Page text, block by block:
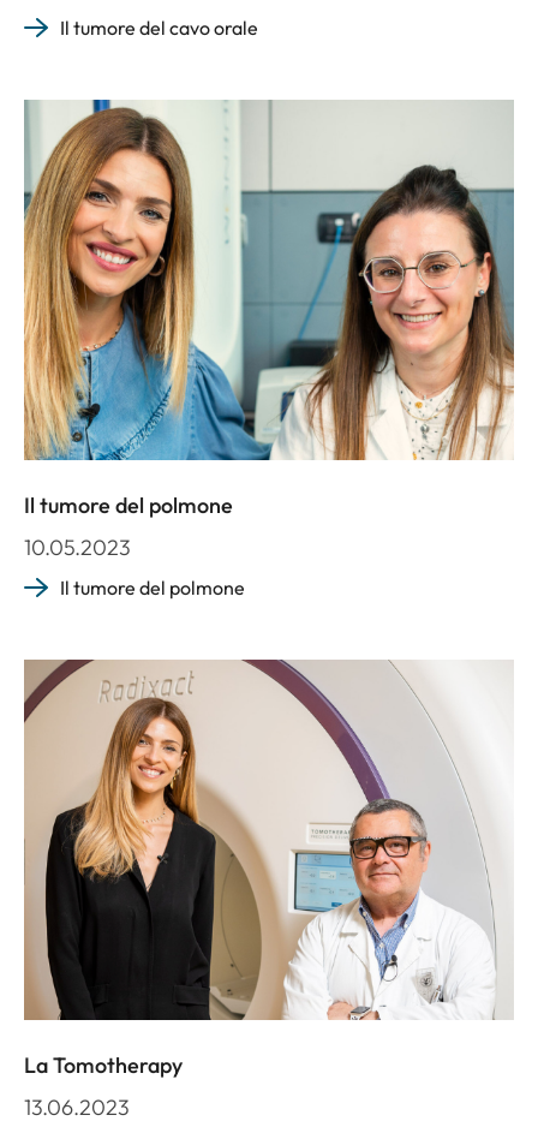
Il tumore del cavo orale
Il tumore del polmone
10.05.2023
Il tumore del polmone
La Tomotherapy
13.06.2023